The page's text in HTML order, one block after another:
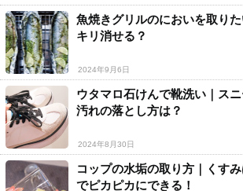
魚焼きグリルのにおいを取り
キリ消せる？
2024年9月6日
ウタマロ石けんで靴洗い｜ス
汚れの落とし方は？
2024年8月30日
コップの水垢の取り方｜くす
でピカピカにできる！